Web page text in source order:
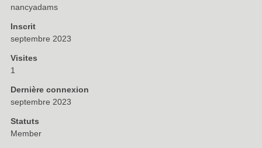
nancyadams
Inscrit
septembre 2023
Visites
1
Dernière connexion
septembre 2023
Statuts
Member